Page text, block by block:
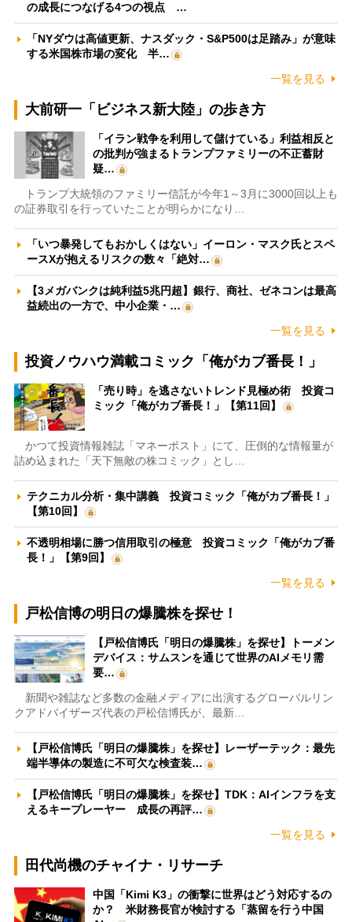
の成長につなげる4つの視点 …
「NYダウは高値更新、ナスダック・S&P500は足踏み」が意味
する米国株市場の変化 半…
一覧を見る
大前研一「ビジネス新大陸」の歩き方
「イラン戦争を利用して儲けている」利益相反と
の批判が強まるトランプファミリーの不正蓄財
疑…
トランプ大統領のファミリー信託が今年1～3月に3000回以上も
の証券取引を行っていたことが明らかになり…
「いつ暴発してもおかしくはない」イーロン・マスク氏とスペ
ースXが抱えるリスクの数々「絶対…
【3メガバンクは純利益5兆円超】銀行、商社、ゼネコンは最高
益続出の一方で、中小企業・…
一覧を見る
投資ノウハウ満載コミック「俺がカブ番長！」
「売り時」を逃さないトレンド見極め術 投資コ
ミック「俺がカブ番長！」【第11回】
かつて投資情報雑誌「マネーポスト」にて、圧倒的な情報量が
詰め込まれた「天下無敵の株コミック」とし…
テクニカル分析・集中講義 投資コミック「俺がカブ番長！」
【第10回】
不透明相場に勝つ信用取引の極意 投資コミック「俺がカブ番
長！」【第9回】
一覧を見る
戸松信博の明日の爆騰株を探せ！
【戸松信博氏「明日の爆騰株」を探せ】トーメン
デバイス：サムスンを通じて世界のAIメモリ需
要…
新聞や雑誌など多数の金融メディアに出演するグローバルリン
クアドバイザーズ代表の戸松信博氏が、最新…
【戸松信博氏「明日の爆騰株」を探せ】レーザーテック：最先
端半導体の製造に不可欠な検査装…
【戸松信博氏「明日の爆騰株」を探せ】TDK：AIインフラを支
えるキープレーヤー 成長の再評…
一覧を見る
田代尚機のチャイナ・リサーチ
中国「Kimi K3」の衝撃に世界はどう対応するの
か？ 米財務長官が検討する「蒸留を行う中国